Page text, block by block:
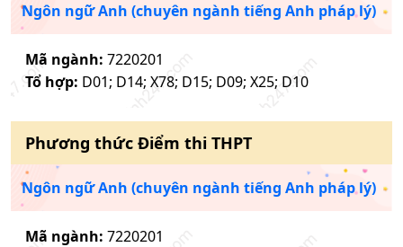
Ngôn ngữ Anh (chuyên ngành tiếng Anh pháp lý)
Mã ngành: 7220201
Tổ hợp: D01; D14; X78; D15; D09; X25; D10
Phương thức Điểm thi THPT
Ngôn ngữ Anh (chuyên ngành tiếng Anh pháp lý)
Mã ngành: 7220201